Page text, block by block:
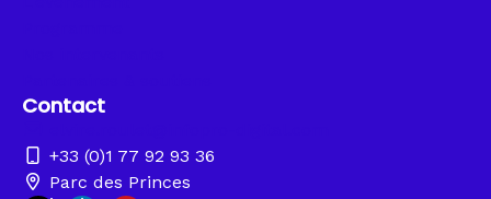
Contact
+33 (0)1 77 92 93 36
Parc des Princes